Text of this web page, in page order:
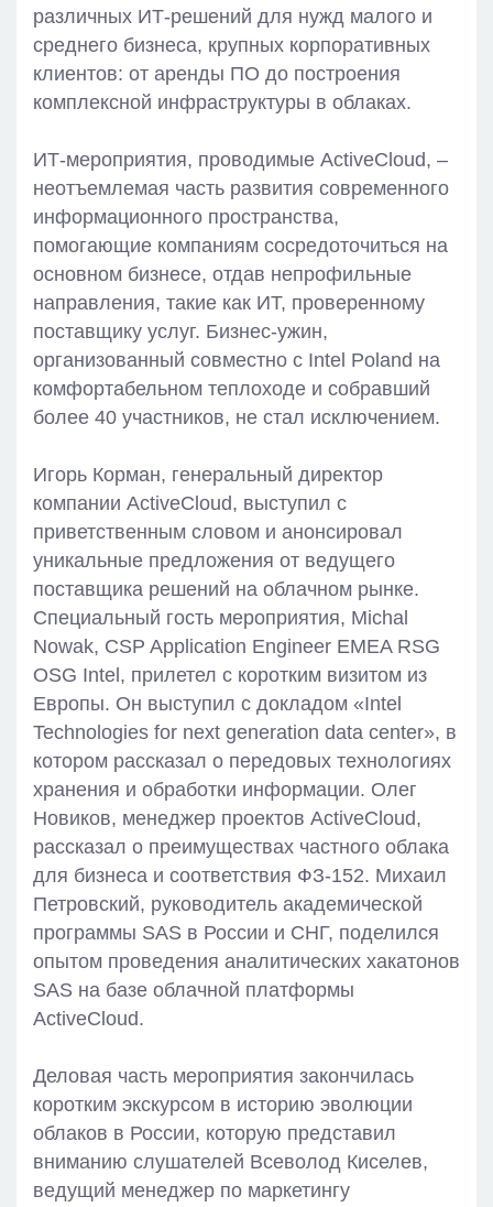
различных ИТ-решений для нужд малого и
среднего бизнеса, крупных корпоративных
клиентов: от аренды ПО до построения
комплексной инфраструктуры в облаках.
ИТ-мероприятия, проводимые ActiveCloud, –
неотъемлемая часть развития современного
информационного пространства,
помогающие компаниям сосредоточиться на
основном бизнесе, отдав непрофильные
направления, такие как ИТ, проверенному
поставщику услуг. Бизнес-ужин,
организованный совместно с Intel Poland на
комфортабельном теплоходе и собравший
более 40 участников, не стал исключением.
Игорь Корман, генеральный директор
компании ActiveCloud, выступил с
приветственным словом и анонсировал
уникальные предложения от ведущего
поставщика решений на облачном рынке.
Специальный гость мероприятия, Michal
Nowak, CSP Application Engineer EMEA RSG
OSG Intel, прилетел с коротким визитом из
Европы. Он выступил с докладом «Intel
Technologies for next generation data center», в
котором рассказал о передовых технологиях
хранения и обработки информации. Олег
Новиков, менеджер проектов ActiveCloud,
рассказал о преимуществах частного облака
для бизнеса и соответствия ФЗ-152. Михаил
Петровский, руководитель академической
программы SAS в России и СНГ, поделился
опытом проведения аналитических хакатонов
SAS на базе облачной платформы
ActiveCloud.
Деловая часть мероприятия закончилась
коротким экскурсом в историю эволюции
облаков в России, которую представил
вниманию слушателей Всеволод Киселев,
ведущий менеджер по маркетингу